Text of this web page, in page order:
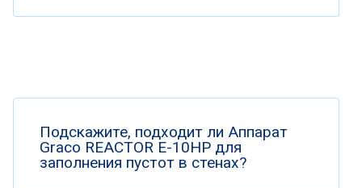
Подскажите, подходит ли Аппарат
Graco REACTOR E-10HP для
заполнения пустот в стенах?